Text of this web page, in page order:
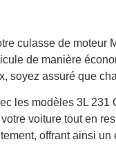
culasse de moteur
de manière
soyez assuré que
les modèles 3L
voiture tout en
offrant ainsi